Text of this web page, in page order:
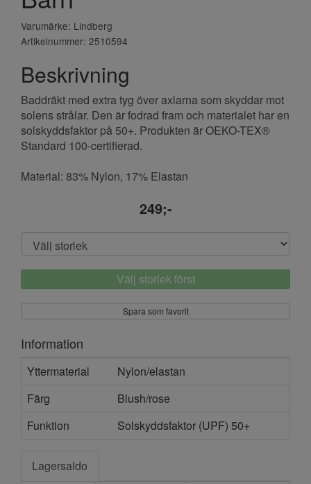
Varumärke: Lindberg
Artikelnummer: 2510594
Beskrivning
Baddräkt med extra tyg över axlarna som skyddar mot
solens strålar. Den är fodrad fram och materialet har en
solskyddsfaktor på 50+. Produkten är OEKO-TEX®
Standard 100-certifierad.
Material: 83% Nylon, 17% Elastan
249;-
Välj storlek först
Spara som favorit
Information
Yttermaterial
Nylon/elastan
Färg
Blush/rose
Funktion
Solskyddsfaktor (UPF) 50+
Lagersaldo